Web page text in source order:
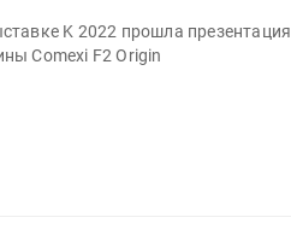
K 2022 прошла презентация
Comexi F2 Origin